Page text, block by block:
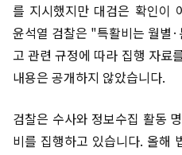
를 지시했지만 대검은 확인이
윤석열 검찰은 "특활비는 월별
고 관련 규정에 따라 집행 자료
내용은 공개하지 않았습니다.
검찰은 수사와 정보수집 활동
비를 집행하고 있습니다. 올해